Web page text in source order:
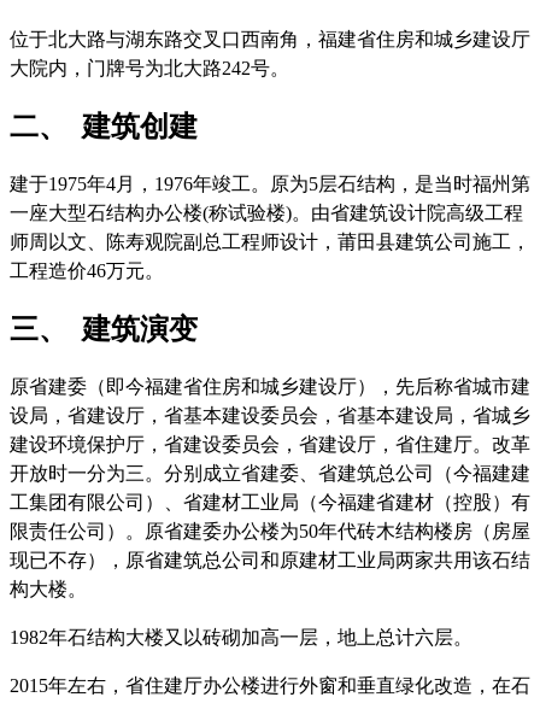
位于北大路与湖东路交叉口西南角，福建省住房和城乡建设厅
大院内，门牌号为北大路242号。
二、 建筑创建
建于1975年4月，1976年竣工。原为5层石结构，是当时福州第
一座大型石结构办公楼(称试验楼)。由省建筑设计院高级工程
师周以文、陈寿观院副总工程师设计，莆田县建筑公司施工，
工程造价46万元。
三、 建筑演变
原省建委（即今福建省住房和城乡建设厅），先后称省城市建
设局，省建设厅，省基本建设委员会，省基本建设局，省城乡
建设环境保护厅，省建设委员会，省建设厅，省住建厅。改革
开放时一分为三。分别成立省建委、省建筑总公司（今福建建
工集团有限公司）、省建材工业局（今福建省建材（控股）有
限责任公司）。原省建委办公楼为50年代砖木结构楼房（房屋
现已不存），原省建筑总公司和原建材工业局两家共用该石结
构大楼。
1982年石结构大楼又以砖砌加高一层，地上总计六层。
2015年左右，省住建厅办公楼进行外窗和垂直绿化改造，在石